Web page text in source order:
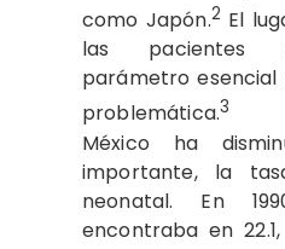
como Japón.2 El
las pacientes
parámetro
problemática.3
México ha
importante, la
neonatal. En
encontraba en